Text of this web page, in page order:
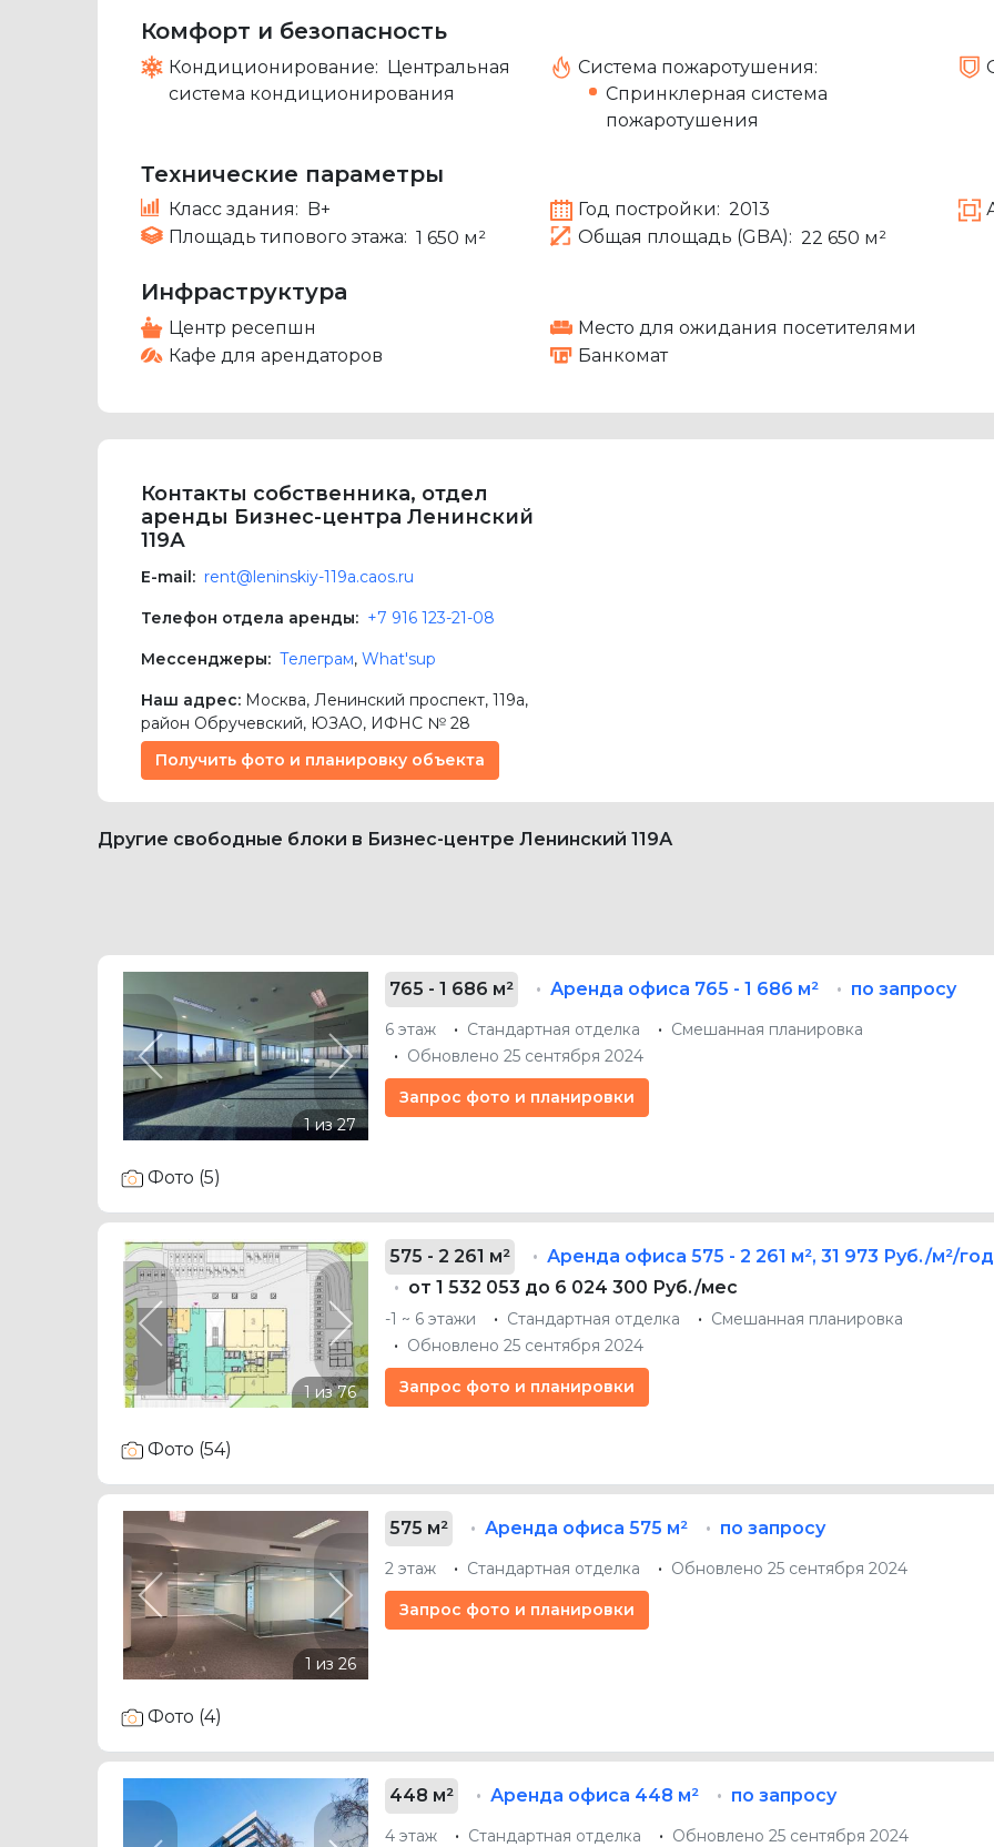
Комфорт и безопасность
Кондиционирование: Центральная
система кондиционирования
Система пожаротушения:
Спринклерная система
пожаротушения
Технические параметры
Класс здания:
B+
Площадь типового этажа: 1 650 м²
Год постройки: 2013
Общая площадь (GBA): 22 650 м²
Инфраструктура
Центр ресепшн
Кафе для арендаторов
Место для ожидания посетителями
Банкомат
Контакты собственника, отдел
аренды Бизнес-центра Ленинский
119А
E-mail: rent@leninskiy-119a.caos.ru
Телефон отдела аренды: +7 916 123-21-08
Мессенджеры: Телеграм, What'sup
Наш адрес: Москва, Ленинский проспект, 119а,
район Обручевский, ЮЗАО, ИФНС № 28
Получить фото и планировку объекта
Другие свободные блоки в Бизнес-центре Ленинский 119А
Previous Next
765 - 1 686 м² Аренда офиса 765 - 1 686 м² по запросу
6 этаж Стандартная отделка
Смешанная планировка
Обновлено 25 сентября 2024
Запрос фото и планировки
Фото (5)
Previous Next
575 - 2 261 м² Аренда офиса575 - 2 261 м²,31 973 Руб./м²/год
от 1 532 053 до 6 024 300 Руб./мес
-1 ~ 6 этажи Стандартная отделка
Смешанная планировка
Обновлено 25 сентября 2024
Запрос фото и планировки
Фото (54)
Previous Next
575 м² Аренда офиса575 м² по запросу
2 этаж Стандартная отделка Обновлено 25 сентября 2024
Запрос фото и планировки
Фото (4)
448 м² Аренда офиса 448 м² по запросу
4 этаж Стандартная отделка Обновлено 25 сентября 2024